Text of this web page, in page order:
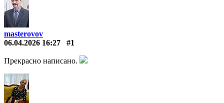
masterovov
06.04.2026 16:27
#1
Прекрасно написано.